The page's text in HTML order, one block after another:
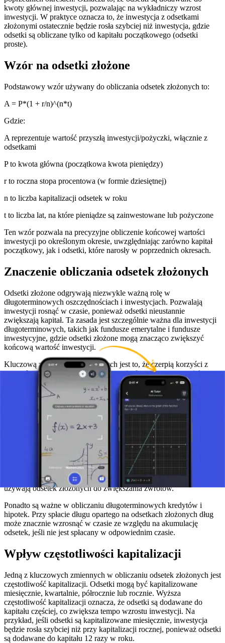
kwoty głównej inwestycji, pozwalając na wykładniczy wzrost
inwestycji. W praktyce oznacza to, że inwestycja z odsetkami
złożonymi ostatecznie będzie rosła szybciej niż inwestycja, gdzie
odsetki są obliczane tylko od kapitału początkowego (odsetki
proste).
Wzór na odsetki złożone
Podstawowy wzór używany do obliczania odsetek złożonych to:
A = P*(1 + r/n)^(n*t)
Gdzie:
A reprezentuje wartość przyszłą inwestycji/pożyczki, włącznie z
odsetkami
P to kwota główna (początkowa kwota pieniędzy)
r to roczna stopa procentowa (w formie dziesiętnej)
n to liczba kapitalizacji odsetek w roku
t to liczba lat, na które pieniądze są zainwestowane lub pożyczone
Ten wzór pozwala na precyzyjne obliczenie końcowej wartości
inwestycji po określonym okresie, uwzględniając zarówno kapitał
początkowy, jak i odsetki, które narosły w poprzednich okresach.
Znaczenie obliczania odsetek złożonych
Odsetki złożone odgrywają niezwykle ważną rolę w
długoterminowych oszczędnościach i inwestycjach. Pozwalają
inwestycji rosnąć w czasie, ponieważ odsetki nieustannie
zwiększają kapitał. Ta zasada jest szczególnie ważna dla inwestycji
długoterminowych, takich jak fundusze emerytalne i fundusze
inwestycyjne, gdzie odsetki złożone mogą znacząco zwiększyć
końcową wartość inwestycji.
Kluczową zaletą odsetek złożonych jest to, że czerpią korzyści z
czasu. Im dłużej pozostawisz inwestycję do wzrostu, tym większy
będzie efekt odsetek złożonych. Oznacza to, że rozpoczęcie
oszczędzania lub inwestowania wcześnie jest jednym z najlepszych
sposobów na wykorzystanie tej potężnej strategii finansowej.
Odsetki złożone w praktyce
W praktyce są często używane w różnych produktach finansowych.
Konta oszczędnościowe w bankach często działają na zasadzie
odsetek złożonych, co oznacza, że twoje oszczędności są
nieustannie zwiększane zarówno przez kwotę początkową, jak i już
zarobione odsetki. Podobnie obligacje i fundusze inwestycyjne
używają odsetek złożonych do zwiększania zwrotów.
Ponadto są ważne w obliczaniu długoterminowych kredytów i
hipotek. Przy spłacie długu opartego na odsetkach złożonych dług
może znacznie wzrosnąć w czasie ze względu na akumulację
odsetek, jeśli nie jest spłacany w odpowiednim czasie.
Wpływ częstotliwości kapitalizacji
Jedną z kluczowych zmiennych w obliczaniu odsetek złożonych jest
częstotliwość kapitalizacji. Odsetki mogą być kapitalizowane
miesięcznie, kwartalnie, półrocznie lub rocznie. Wyższa
częstotliwość kapitalizacji oznacza, że odsetki są dodawane do
kapitału częściej, co zwiększa tempo wzrostu inwestycji. Na
przykład, jeśli odsetki są kapitalizowane miesięcznie, inwestycja
będzie rosła szybciej niż przy kapitalizacji rocznej, ponieważ odsetki
są dodawane do kapitału 12 razy w roku.